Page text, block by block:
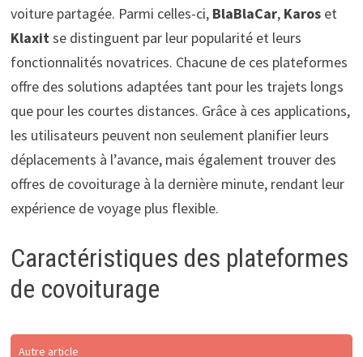
voiture partagée. Parmi celles-ci, BlaBlaCar, Karoset
Klaxitse distinguent par leur popularité et leurs
fonctionnalités novatrices. Chacune de ces plateformes
offre des solutions adaptées tant pour les trajets longs
que pour les courtes distances. Grâce à ces applications,
les utilisateurs peuvent non seulement planifier leurs
déplacements à l’avance, mais également trouver des
offres de covoiturage à la dernière minute, rendant leur
expérience de voyage plus flexible.
Caractéristiques des plateformes
de covoiturage
Autre article